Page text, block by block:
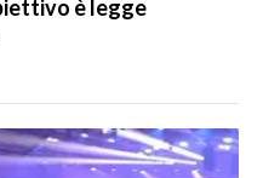
è legge